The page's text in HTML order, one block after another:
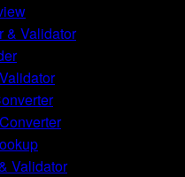
& Validator
Validator